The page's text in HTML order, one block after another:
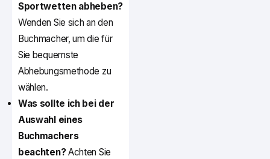
Sportwetten abheben?
Wenden Sie sich an den
Buchmacher, um die für
Sie bequemste
Abhebungsmethode zu
wählen.
Was sollte ich bei der
Auswahl eines
Buchmachers
beachten?Achten Sie